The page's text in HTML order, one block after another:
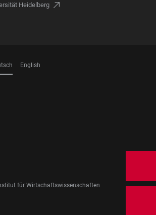
Heidelberg
English
für Wirtschaftswissenschaften